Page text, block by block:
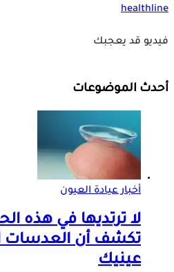
healthline
فيديو قد يعجبك
أحدث الموضوعات
أخبار عيادة العيون
لا ترتديها في هذه
تكشف أن العدسات
عينيك